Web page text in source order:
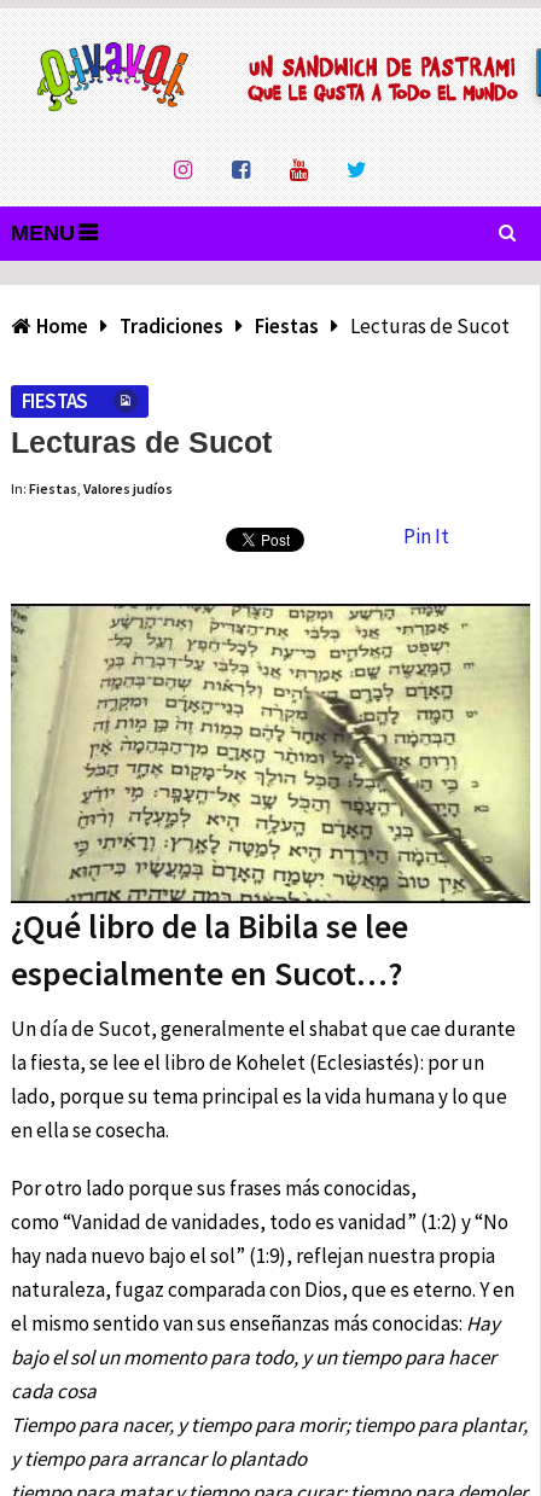
MENU
Home Tradiciones Fiestas Lecturas de Sucot
FIESTAS
Lecturas de Sucot
In: Fiestas, Valores judíos
Pin It
¿Qué libro de la Bibila se lee
especialmente en Sucot…?
Un día de Sucot, generalmente el shabat que cae durante
la fiesta, se lee el libro de Kohelet (Eclesiastés): por un
lado, porque su tema principal es la vida humana y lo que
en ella se cosecha.
Por otro lado porque sus frases más conocidas,
como “Vanidad de vanidades, todo es vanidad” (1:2) y “No
hay nada nuevo bajo el sol” (1:9), reflejan nuestra propia
naturaleza, fugaz comparada con Dios, que es eterno. Y en
el mismo sentido van sus enseñanzas más conocidas: Hay
bajo el sol un momento para todo, y un tiempo para hacer
cada cosa
Tiempo para nacer, y tiempo para morir; tiempo para plantar,
y tiempo para arrancar lo plantado